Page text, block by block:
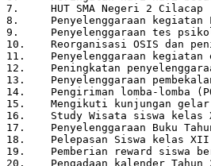
7.     HUT SMA Negeri 2 Cilacap
8.     Penyelenggaraan
9.     Penyelenggaraan tes
10.    Reorganisasi OSIS dan
11.    Penyelenggaraan
12.    Peningkatan
13.    Penyelenggaraan
14.    Pengiriman lomba-lomba
15.    Mengikuti kunjungan
16.    Study Wisata siswa kelas
17.    Penyelenggaraan Buku
18.    Pelepasan Siswa kelas XII
19.    Pemberian reward siswa
20.    Pengadaan kalender Tahun